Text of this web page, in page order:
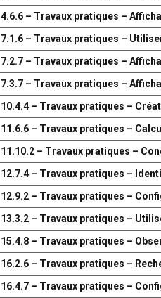
4.6.6 – Travaux pratiques –
7.1.6 – Travaux pratiques –
7.2.7 – Travaux pratiques –
7.3.7 – Travaux pratiques –
10.4.4 – Travaux pratiques –
11.6.6 – Travaux pratiques –
11.10.2 – Travaux pratiques –
12.7.4 – Travaux pratiques –
12.9.2 – Travaux pratiques –
13.3.2 – Travaux pratiques –
15.4.8 – Travaux pratiques –
16.2.6 – Travaux pratiques –
16.4.7 – Travaux pratiques –